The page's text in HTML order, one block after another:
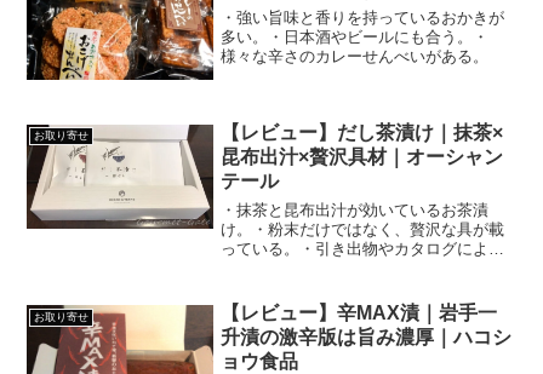
・強い旨味と香りを持っているおかきが
多い。・日本酒やビールにも合う。・
様々な辛さのカレーせんべいがある。
お取り寄せ
【レビュー】だし茶漬け｜抹茶×
昆布出汁×贅沢具材｜オーシャン
テール
・抹茶と昆布出汁が効いているお茶漬
け。・粉末だけではなく、贅沢な具が載
っている。・引き出物やカタログによく
お取り寄せ
【レビュー】辛MAX漬｜岩手一
升漬の激辛版は旨み濃厚｜ハコシ
ョウ食品